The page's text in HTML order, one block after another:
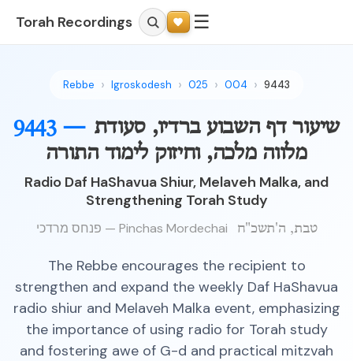
Torah Recordings ☰
Rebbe Igroskodesh 025 004 9443
9443 — שיעור דף השבוע ברדיו, סעודת
מלווה מלכה, וחיזוק לימוד התורה
Radio Daf HaShavua Shiur, Melaveh Malka, and
Strengthening Torah Study
פנחס מרדכי — Pinchas Mordechai טבת, ה'תשכ"ח
The Rebbe encourages the recipient to
strengthen and expand the weekly Daf HaShavua
radio shiur and Melaveh Malka event, emphasizing
the importance of using radio for Torah study
and fostering awe of G-d and practical mitzvah